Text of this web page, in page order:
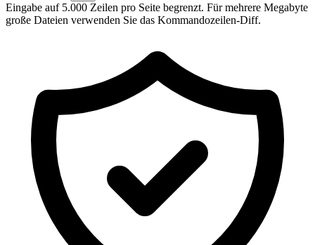
Eingabe auf 5.000 Zeilen pro Seite begrenzt. Für mehrere Megabyte
große Dateien verwenden Sie das Kommandozeilen-Diff.